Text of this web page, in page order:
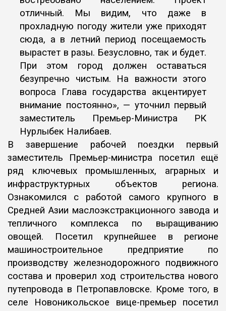
отличный. Мы видим, что даже в
прохладную погоду жители уже приходят
сюда, а в летний период посещаемость
вырастет в разы. Безусловно, так и будет.
При этом город должен оставаться
безупречно чистым. На важности этого
вопроса Глава государства акцентирует
внимание постоянно», — уточнил первый
заместитель Премьер-Министра РК
Нурлыбек Налибаев.
В завершение рабочей поездки первый
заместитель Премьер-министра посетил ещё
ряд ключевых промышленных, аграрных и
инфраструктурных объектов региона.
Ознакомился с работой самого крупного в
Средней Азии маслоэкстракционного завода и
тепличного комплекса по выращиванию
овощей. Посетил крупнейшее в регионе
машиностроительное предприятие по
производству железнодорожного подвижного
состава и проверил ход строительства нового
путепровода в Петропавловске. Кроме того, в
селе Новоникольское вице-премьер посетил